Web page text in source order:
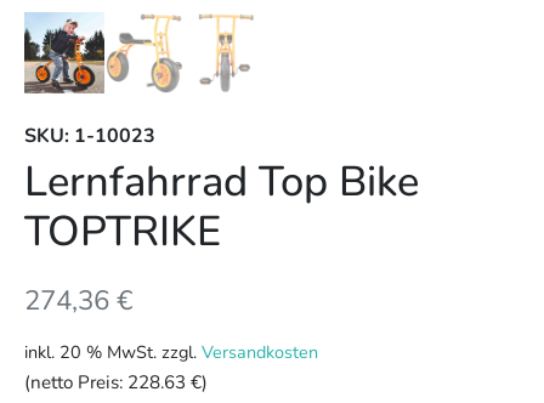
SKU: 1-10023
Lernfahrrad Top Bike
TOPTRIKE
274,36€
inkl. 20 % MwSt. zzgl. Versandkosten
(netto Preis: 228.63 €)